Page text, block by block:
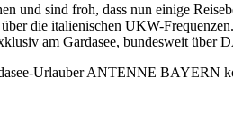
und sind froh, dass nun einige
die italienischen UKW-
am Gardasee, bundesweit
Urlauber ANTENNE BAYERN